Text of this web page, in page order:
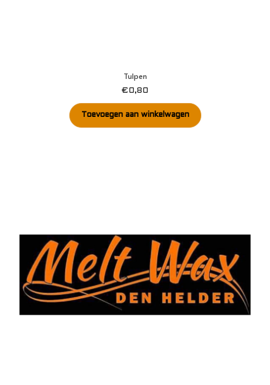
Tulpen
€0,80
Toevoegen aan winkelwagen